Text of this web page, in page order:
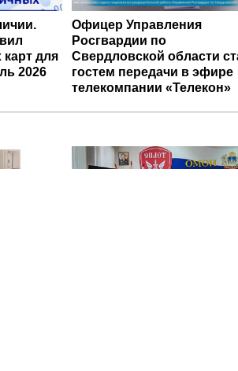
карт для
2026
Офицер Управления
Росгвардии по
Свердловской области
гостем передачи в эфире
телекомпании «Телекон»